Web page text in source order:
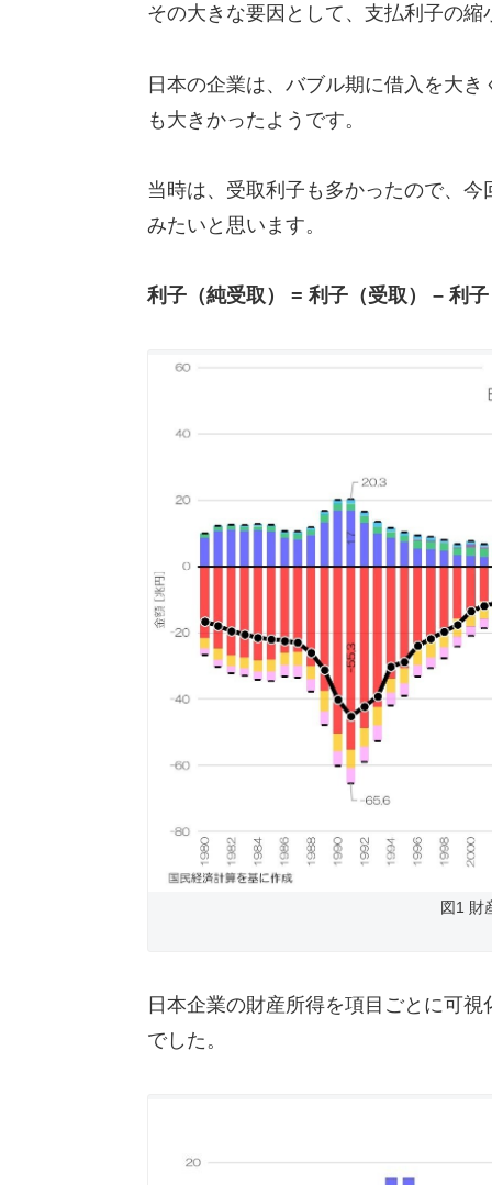
その大きな要因として、支払利子の
日本の企業は、バブル期に借入を大
も大きかったようです。
当時は、受取利子も多かったので、
みたいと思います。
利子（純受取） = 利子（受取） – 利
図1 財
日本企業の財産所得を項目ごとに可
でした。